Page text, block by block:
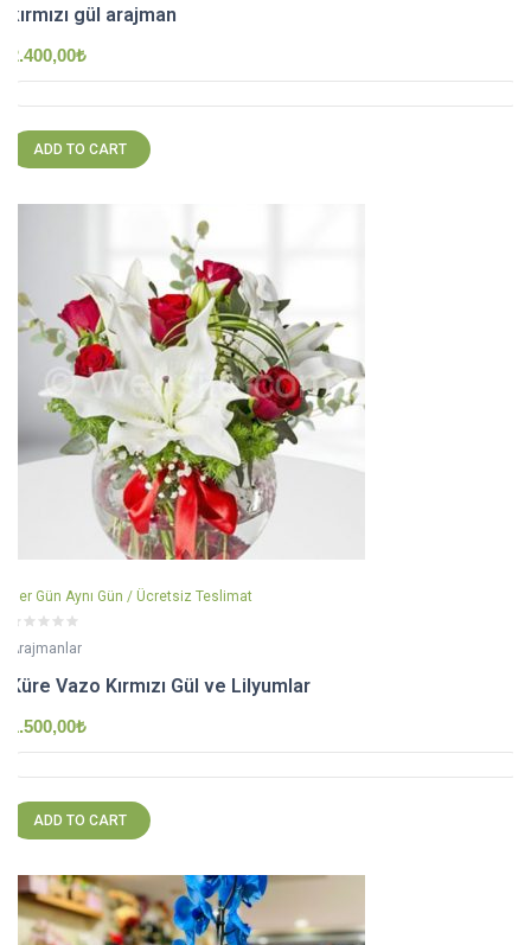
kırmızı gül arajman
2.400,00₺
ADD TO CART
Her Gün Aynı Gün / Ücretsiz Teslimat
Arajmanlar
Küre Vazo Kırmızı Gül ve Lilyumlar
1.500,00₺
ADD TO CART